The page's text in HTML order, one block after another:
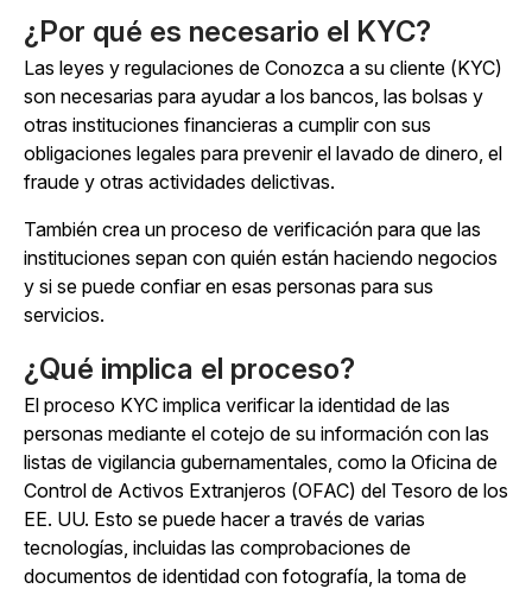
¿Por qué es necesario el KYC?
Las leyes y regulaciones de Conozca a su cliente (KYC)
son necesarias para ayudar a los bancos, las bolsas y
otras instituciones financieras a cumplir con sus
obligaciones legales para prevenir el lavado de dinero, el
fraude y otras actividades delictivas.
También crea un proceso de verificación para que las
instituciones sepan con quién están haciendo negocios
y si se puede confiar en esas personas para sus
servicios.
¿Qué implica el proceso?
El proceso KYC implica verificar la identidad de las
personas mediante el cotejo de su información con las
listas de vigilancia gubernamentales, como la Oficina de
Control de Activos Extranjeros (OFAC) del Tesoro de los
EE. UU. Esto se puede hacer a través de varias
tecnologías, incluidas las comprobaciones de
documentos de identidad con fotografía, la toma de